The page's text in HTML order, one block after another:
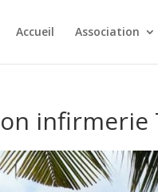
Accueil Association
infirmerie